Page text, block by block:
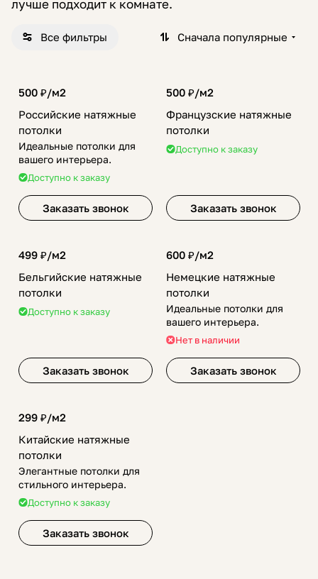
лучше подходит к комнате.
Все фильтры Сначала популярные
500 ₽/м2
Российские натяжные
потолки
Идеальные потолки для
вашего интерьера.
Доступно к заказу
Заказать звонок
500 ₽/м2
Французские натяжные
потолки
Доступно к заказу
Заказать звонок
499 ₽/м2
Бельгийские натяжные
потолки
Доступно к заказу
Заказать звонок
600 ₽/м2
Немецкие натяжные
потолки
Идеальные потолки для
вашего интерьера.
Нет в наличии
Заказать звонок
299 ₽/м2
Китайские натяжные
потолки
Элегантные потолки для
стильного интерьера.
Доступно к заказу
Заказать звонок